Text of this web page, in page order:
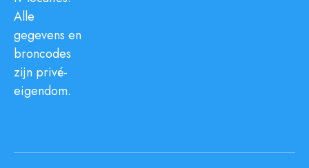
Alle
gegevens en
broncodes
zijn privé-
eigendom.